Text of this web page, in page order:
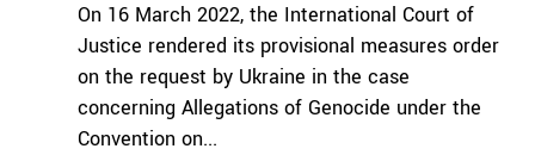
On 16 March 2022, the International Court of
Justice rendered its provisional measures order
on the request by Ukraine in the case
concerning Allegations of Genocide under the
Convention on...